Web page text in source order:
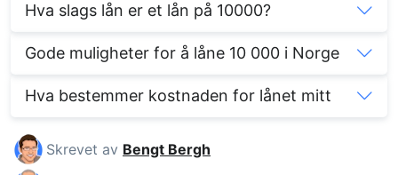
Hva slags lån er et lån på 10000?
Gode muligheter for å låne 10 000 i Norge
Hva bestemmer kostnaden for lånet mitt
Skrevet av Bengt Bergh